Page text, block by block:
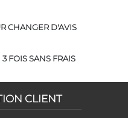
CHANGER D'AVIS
FOIS SANS FRAIS
CLIENT